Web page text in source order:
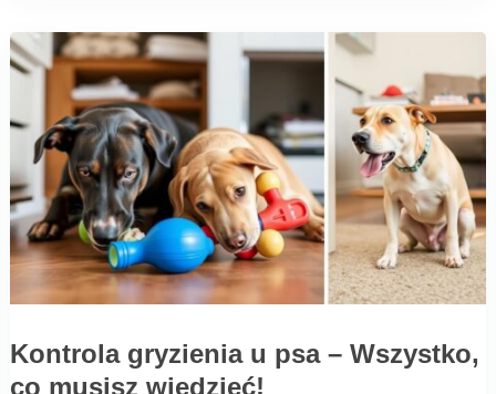
Kontrola gryzienia u psa – Wszystko,
co musisz wiedzieć!